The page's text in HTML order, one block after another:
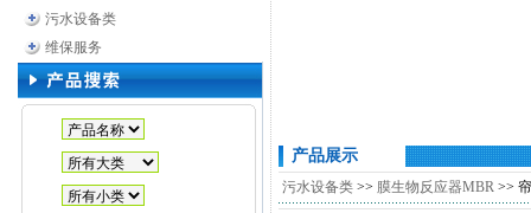
污水设备类
维保服务
产品展示
污水设备类 >> 膜生物反应器MBR >>